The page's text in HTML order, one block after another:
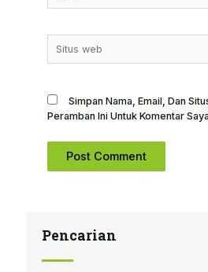
Web
Simpan Nama, Email, Dan
Peramban Ini Untuk Komentar
Pencarian